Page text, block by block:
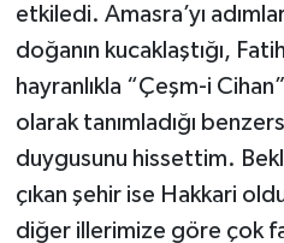
etkiledi. Amasra’yı
doğanın kucaklaştığı,
hayranlıkla “Çeşm-i
olarak tanımladığı
duygusunu hissettim.
çıkan şehir ise Hakkari
diğer illerimize göre çok